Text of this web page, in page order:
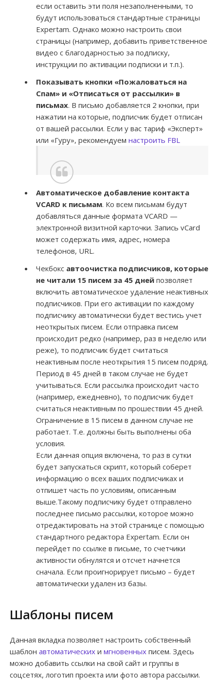
если оставить эти поля незаполненными, то
будут использоваться стандартные страницы
Expertam. Однако можно настроить свои
страницы (например, добавить приветственное
видео с благодарностью за подписку,
инструкции по активации подписки и т.п.).
Показывать кнопки «Пожаловаться на
Спам» и «Отписаться от рассылки» в
письмах. В письмо добавляется 2 кнопки, при
нажатии на которые, подписчик будет отписан
от вашей рассылки. Если у вас тариф «Эксперт»
или «Гуру», рекомендуем настроить FBL
Автоматическое добавление контакта
VCARD к письмам. Ко всем письмам будут
добавляться данные формата VCARD —
электронной визитной карточки. Запись vCard
может содержать имя, адрес, номера
телефонов, URL.
Чекбокс автоочистка подписчиков, которые
не читали 15 писем за 45 дней позволяет
включить автоматическое удаление неактивных
подписчиков. При его активации по каждому
подписчику автоматически будет вестись учет
неоткрытых писем. Если отправка писем
происходит редко (например, раз в неделю или
реже), то подписчик будет считаться
неактивным после неоткрытия 15 писем подряд.
Период в 45 дней в таком случае не будет
учитываться. Если рассылка происходит часто
(например, ежедневно), то подписчик будет
считаться неактивным по прошествии 45 дней.
Ограничение в 15 писем в данном случае не
работает. Т.е. должны быть выполнены оба
условия.
Если данная опция включена, то раз в сутки
будет запускаться скрипт, который соберет
информацию о всех ваших подписчиках и
отпишет часть по условиям, описанным
выше.Такому подписчику будет отправлено
последнее письмо рассылки, которое можно
отредактировать на этой странице с помощью
стандартного редактора Expertam. Если он
перейдет по ссылке в письме, то счетчики
активности обнулятся и отсчет начнется
сначала. Если проигнорирует письмо – будет
автоматически удален из базы.
Шаблоны писем
Данная вкладка позволяет настроить собственный
шаблон автоматических и мгновенных писем. Здесь
можно добавить ссылки на свой сайт и группы в
соцсетях, логотип проекта или фото автора рассылки.